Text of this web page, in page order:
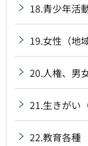
18.青少年活
19.女性（地
20.人権、男
21.生きがい
22.教育各種